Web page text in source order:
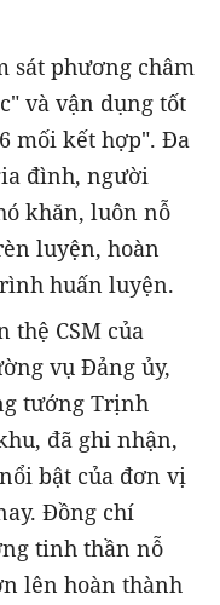
sát phương châm
và vận dụng tốt
mối kết hợp". Đa
đình, người
khăn, luôn nỗ
luyện, hoàn
huấn luyện.
thệ CSM của
vụ Đảng ủy,
tướng Trịnh
đã ghi nhận,
bật của đơn vị
Đồng chí
tinh thần nỗ
lên hoàn thành